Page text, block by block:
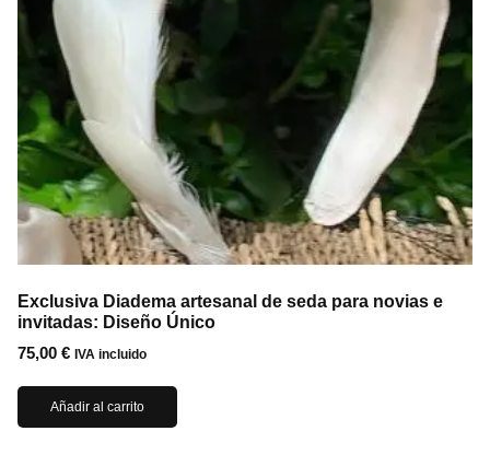
Exclusiva Diadema artesanal de seda para novias e
invitadas: Diseño Único
75,00 € IVA incluido
Añadir al carrito